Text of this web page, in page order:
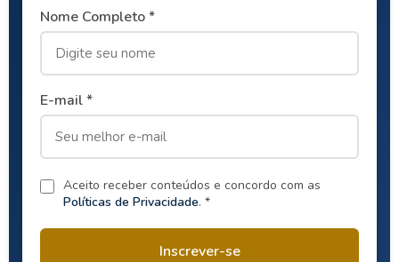
Nome Completo *
E-mail *
Aceito receber conteúdos e concordo com as
Políticas de Privacidade. *
Inscrever-se